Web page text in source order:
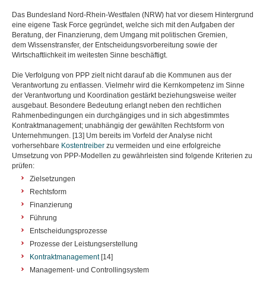
Das Bundesland Nord-Rhein-Westfalen (NRW) hat vor diesem Hintergrund
eine eigene Task Force gegründet, welche sich mit den Aufgaben der
Beratung, der Finanzierung, dem Umgang mit politischen Gremien,
dem Wissenstransfer, der Entscheidungsvorbereitung sowie der
Wirtschaftlichkeit im weitesten Sinne beschäftigt.
Die Verfolgung von PPP zielt nicht darauf ab die Kommunen aus der
Verantwortung zu entlassen. Vielmehr wird die Kernkompetenz im Sinne
der Verantwortung und Koordination gestärkt beziehungsweise weiter
ausgebaut. Besondere Bedeutung erlangt neben den rechtlichen
Rahmenbedingungen ein durchgängiges und in sich abgestimmtes
Kontraktmanagement; unabhängig der gewählten Rechtsform von
Unternehmungen. [13] Um bereits im Vorfeld der Analyse nicht
vorhersehbare Kostentreiber zu vermeiden und eine erfolgreiche
Umsetzung von PPP-Modellen zu gewährleisten sind folgende Kriterien zu
prüfen:
Zielsetzungen
Rechtsform
Finanzierung
Führung
Entscheidungsprozesse
Prozesse der Leistungserstellung
Kontraktmanagement[14]
Management- und Controllingsystem